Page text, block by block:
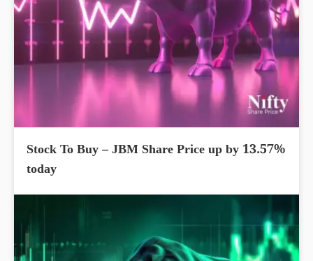
Stock To Buy – JBM Share Price up by 13.57%
today